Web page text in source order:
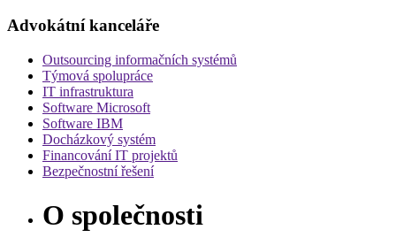
Advokátní kanceláře
Outsourcing informačních systémů
Týmová spolupráce
IT infrastruktura
Software Microsoft
Software IBM
Docházkový systém
Financování IT projektů
Bezpečnostní řešení
O společnosti